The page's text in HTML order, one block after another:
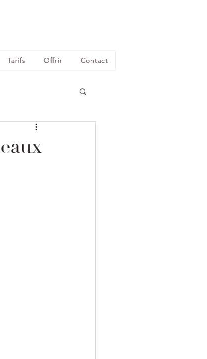
Tarifs Offrir Contact